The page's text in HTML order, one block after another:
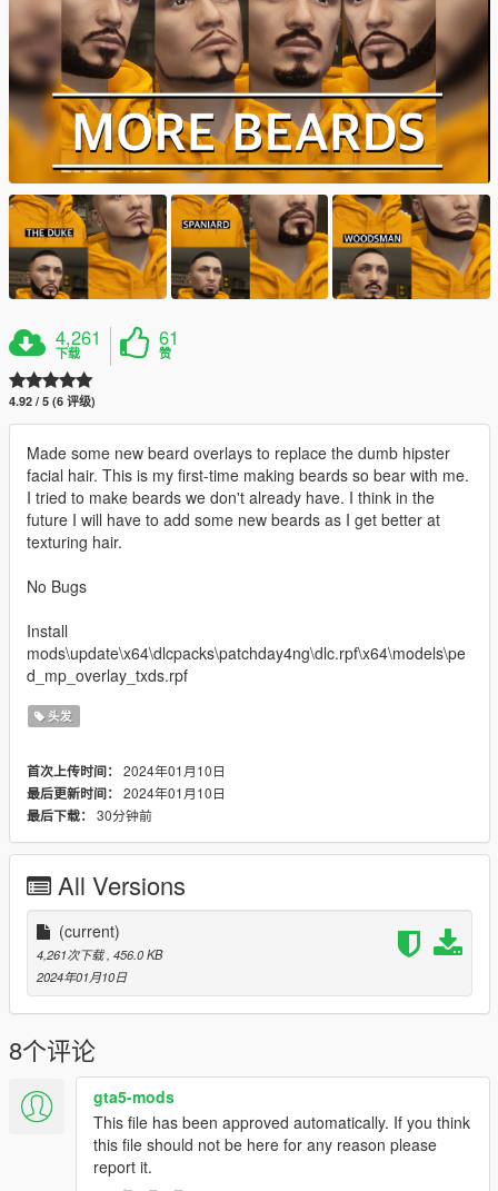
4,261
下载
61
赞
4.92 / 5 (6 评级)
Made some new beard overlays to replace the dumb hipster
facial hair. This is my first-time making beards so bear with me.
I tried to make beards we don't already have. I think in the
future I will have to add some new beards as I get better at
texturing hair.
No Bugs
Install
mods\update\x64\dlcpacks\patchday4ng\dlc.rpf\x64\models\pe
d_mp_overlay_txds.rpf
头发
首次上传时间： 2024年01月10日
最后更新时间： 2024年01月10日
最后下载： 30分钟前
All Versions
(current)
4,261次下载 , 456.0 KB
2024年01月10日
8个评论
gta5-mods
This file has been approved automatically. If you think
this file should not be here for any reason please
report it.